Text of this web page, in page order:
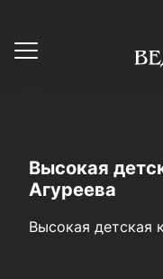
Высокая
Агуреева
Высокая детская